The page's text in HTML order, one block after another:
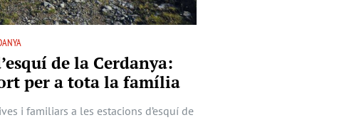
de la Cerdanya:
per a tota la família
i familiars a les estacions d’esquí de